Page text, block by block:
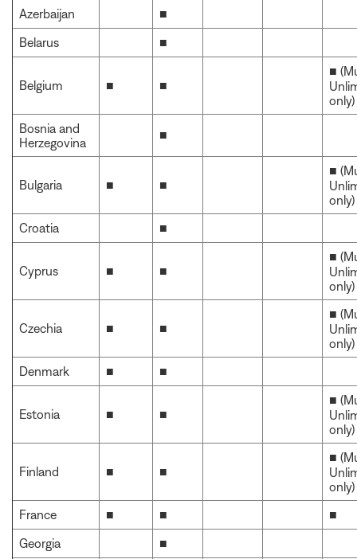
Azerbaijan
■
Belarus
■
Belgium ■ ■
■
only)
Bosnia and
Herzegovina
■
Bulgaria ■ ■
■
only)
Croatia
■
Cyprus ■ ■
■
only)
Czechia ■ ■
■
only)
Denmark
■ ■
Estonia ■ ■
■
only)
Finland ■ ■
■
only)
France
■ ■
■
Georgia
■